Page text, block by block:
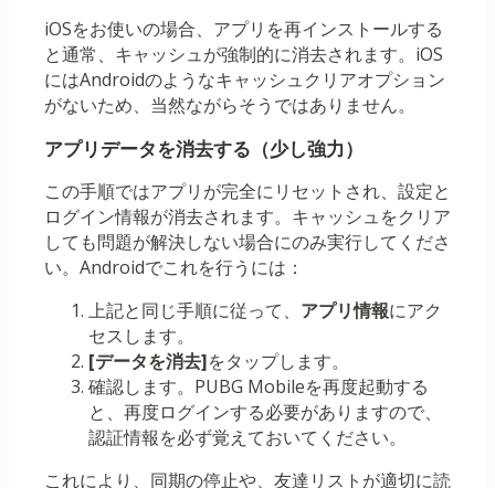
iOSをお使いの場合、アプリを再インストールする
と通常、キャッシュが強制的に消去されます。iOS
にはAndroidのようなキャッシュクリアオプション
がないため、当然ながらそうではありません。
アプリデータを消去する（少し強力）
この手順ではアプリが完全にリセットされ、設定と
ログイン情報が消去されます。キャッシュをクリア
しても問題が解決しない場合にのみ実行してくださ
い。Androidでこれを行うには：
上記と同じ手順に従って、 アプリ情報にアク
セスします。
[データを消去]をタップします。
確認します。PUBG Mobileを再度起動する
と、再度ログインする必要がありますので、
認証情報を必ず覚えておいてください。
これにより、同期の停止や、友達リストが適切に読